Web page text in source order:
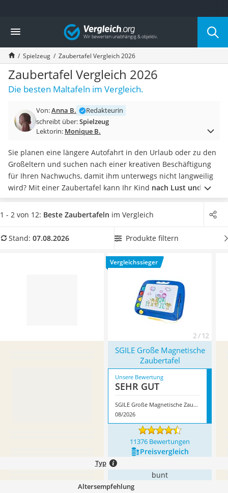
Die beliebtesten Vergleiche nach Kategorie
Kind & Baby
Babyphone mit 2 Kameras
Walkie-Talkie Kinder
Kindermatratzen
Babywippe
Rollschuhe für Kinder
Laufrad
Kinderschubkarre
Kinderuhr
Babyphone
Treppenschutzgitter
Kindersitz ab 4 Jahren
Kinderroller 3 Räder
Ferngesteuertes Auto
Kinderfahrradhelm
Vergleich
Spielzeug Zaubertafel Vergleich 2026
Zaubertafel Vergleich 2026
Die besten Maltafeln im Vergleich.
Von:Anna B.
Redakteurin
schreibt über:Spielzeug
Lektorin: Monique B.
Sie planen eine längere Autofahrt in den Urlaub oder zu den
Großeltern und suchen nach einer kreativen Beschäftigung
für Ihren Nachwuchs, damit ihm unterwegs nicht langweilig
wird? Mit einer Zaubertafel kann Ihr Kind nach Lust und
Laune malen, ohne dass Sie Angst um Ihre Polster haben
müssen . Achten Sie beim Blick in unsere Produkttabelle vor
Malfarben und Stempelformen versprechen im Praxis-Test
August 2026 besonders das ModellSGILE Große Magnetische
mit seinen Eigenschaften.
1 - 2 von 12: Beste Zaubertafeln im Vergleich
Stand: 07.08.2026 Produkte filtern
Vergleichssieger
2 / 12
SGILE Große Magnetische
Zaubertafel
Unsere Bewertung
SEHR GUT
SGILE Große Magnetische Zaubertafel
08/2026
11376 Bewertungen
Preis­vergleich
Typ
bunt
Altersempfehlung